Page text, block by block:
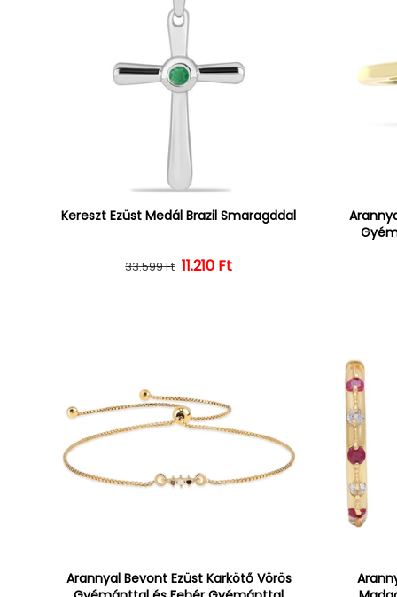
Kereszt Ezüst Medál Brazil Smaragddal
Normál ár
33.599 Ft Kedvezményes ár
11.210 Ft
Arannyal Bevont Ezüst Karkötő Vörös